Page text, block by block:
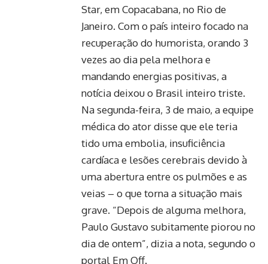
Star, em Copacabana, no Rio de
Janeiro. Com o país inteiro focado na
recuperação do humorista, orando 3
vezes ao dia pela melhora e
mandando energias positivas, a
notícia deixou o Brasil inteiro triste.
Na segunda-feira, 3 de maio, a equipe
médica do ator disse que ele teria
tido uma embolia, insuficiência
cardíaca e lesões cerebrais devido à
uma abertura entre os pulmões e as
veias – o que torna a situação mais
grave. “Depois de alguma melhora,
Paulo Gustavo subitamente piorou no
dia de ontem”, dizia a nota, segundo o
portal Em Off.